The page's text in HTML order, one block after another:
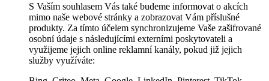
S Vaším souhlasem Vás také budeme informovat o akcích
mimo naše webové stránky a zobrazovat Vám příslušné
produkty. Za tímto účelem synchronizujeme Vaše zašifrované
osobní údaje s následujícími externími poskytovateli a
využijeme jejich online reklamní kanály, pokud již jejich
služby využíváte: